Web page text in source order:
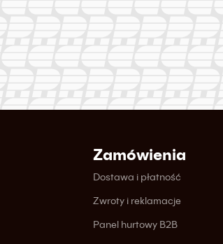
Zamówienia
Dostawa i płatność
Zwroty i reklamacje
Panel hurtowy B2B